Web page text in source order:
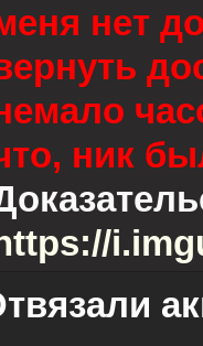
нет
ник